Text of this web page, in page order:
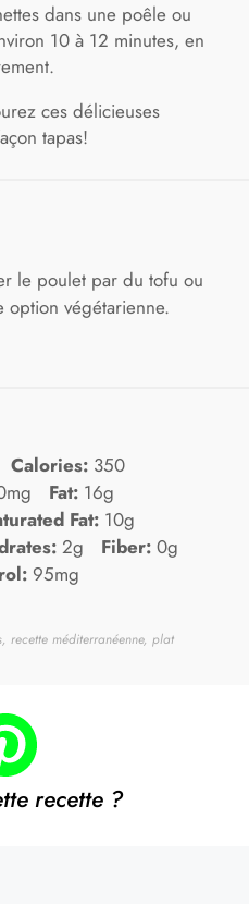
dans une poêle ou
10 à 12 minutes, en
ces délicieuses
tapas!
le poulet par du tofu ou
végétarienne.
Calories: 350
Fat: 16g
Fat: 10g
2g Fiber: 0g
95mg
recette méditerranéenne, plat
recette ?